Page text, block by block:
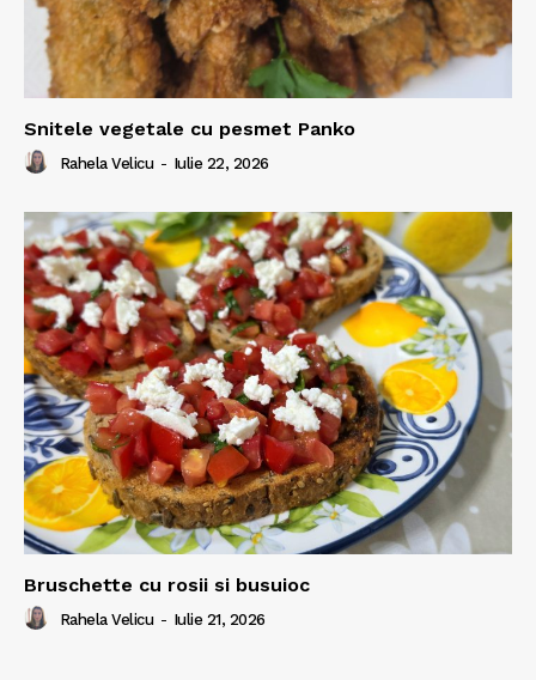
Snitele vegetale cu pesmet Panko
Rahela Velicu - Iulie 22, 2026
Bruschette cu rosii si busuioc
Rahela Velicu - Iulie 21, 2026